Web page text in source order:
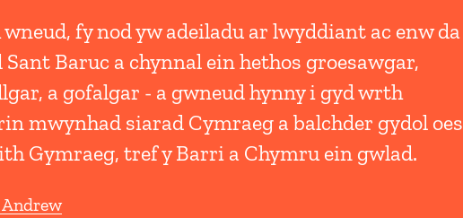
fy nod yw adeiladu ar lwyddiant ac enw da
Sant Baruc a chynnal ein hethos groesawgar,
a gofalgar - a gwneud hynny i gyd wrth
mwynhad siarad Cymraeg a balchder gydol oes
Gymraeg, tref y Barri a Chymru ein gwlad.